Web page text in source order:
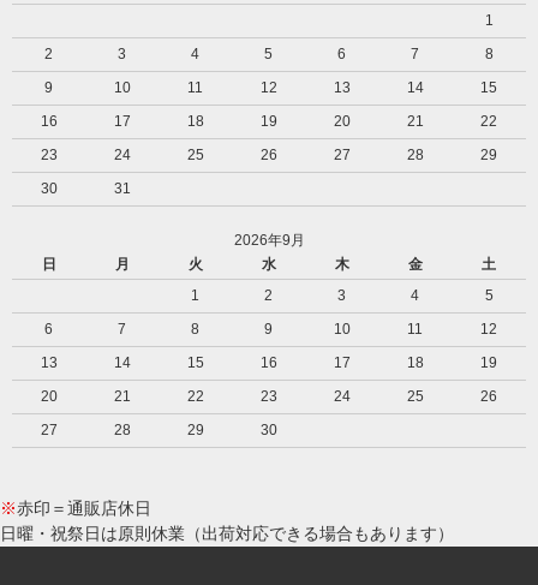
1
2
3 4 5 6 7
8
9
10 11 12 13 14
15
16
17 18 19 20 21
22
23
24 25 26 27 28
29
30
31
2026年9月
日
月 火 水 木 金
土
1
2 3 4
5
6
7 8 9 10 11
12
13
14 15 16 17 18
19
20
21 22 23 24 25
26
27
28 29 30
※赤印＝通販店休日
日曜・祝祭日は原則休業（出荷対応できる場合もあります）